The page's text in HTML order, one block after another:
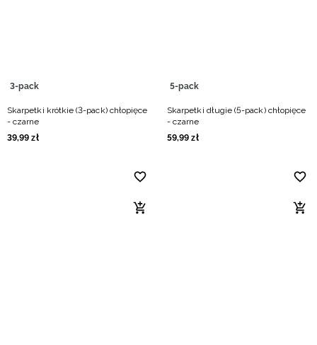
3-pack
Skarpetki krótkie (3-pack) chłopięce
- czarne
39,99 zł
5-pack
Skarpetki długie (5-pack) chłopięce
- czarne
59,99 zł
Słowacki / EUR
Ukraiński / UAH